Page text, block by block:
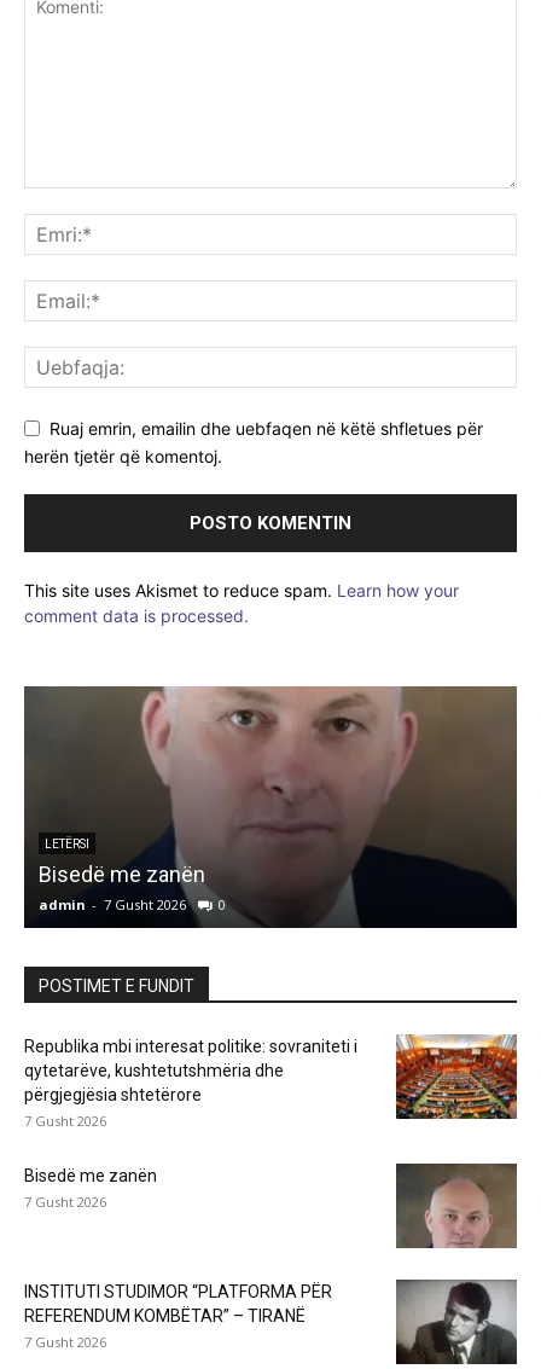
Ruaj emrin, emailin dhe uebfaqen në këtë shfletues për
herën tjetër që komentoj.
This site uses Akismet to reduce spam. Learn how your
comment data is processed.
LETËRSI
Bisedë me zanën
admin - 7 Gusht 2026 0
POSTIMET E FUNDIT
Republika mbi interesat politike: sovraniteti i
qytetarëve, kushtetutshmëria dhe
përgjegjësia shtetërore
7 Gusht 2026
Bisedë me zanën
7 Gusht 2026
INSTITUTI STUDIMOR “PLATFORMA PËR
REFERENDUM KOMBËTAR” – TIRANË
7 Gusht 2026